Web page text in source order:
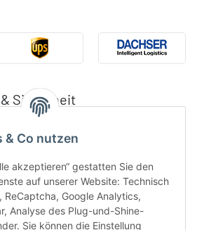
& Co nutzen
akzeptieren“ gestatten Sie den
auf unserer Website: Technisch
ReCaptcha, Google Analytics,
Analyse des Plug-und-Shine-
Sie können die Einstellung
Sicherheit